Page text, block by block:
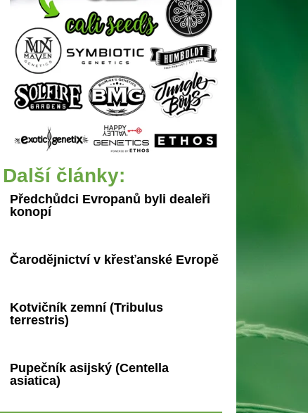
Další články:
Předchůdci Evropanů byli dealeři
konopí
Čarodějnictví v křesťanské Evropě
Kotvičník zemní (Tribulus
terrestris)
Pupečník asijský (Centella
asiatica)